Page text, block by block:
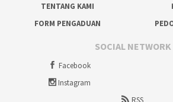
TENTANG KAMI
FORM PENGADUAN
SOCIAL NETWORK
Facebook
Instagram